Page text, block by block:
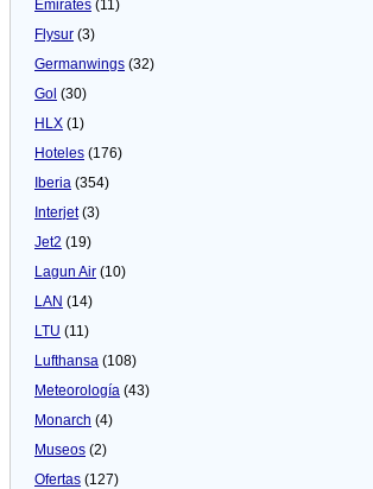
Emirates (11)
Flysur (3)
Germanwings (32)
Gol (30)
HLX (1)
Hoteles (176)
Iberia (354)
Interjet(3)
Jet2 (19)
Lagun Air (10)
LAN (14)
LTU (11)
Lufthansa (108)
Meteorologí­a (43)
Monarch (4)
Museos (2)
Ofertas (127)